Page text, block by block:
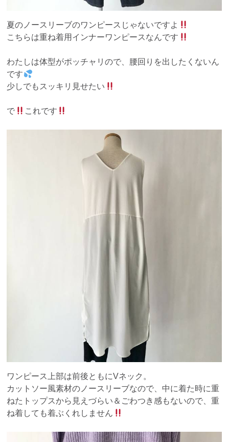
夏のノースリーブのワンピースじゃないですよ
こちらは重ね着用インナーワンピースなんです
わたしは体型がポッチャリので、腰回りを出したくないん
です
少しでもスッキリ見せたい
で これです
ワンピース上部は前後ともにVネック。
カットソー風素材のノースリーブなので、中に着た時に重
ねたトップスから見えづらい＆ごわつき感もないので、重
ね着しても着ぶくれしません